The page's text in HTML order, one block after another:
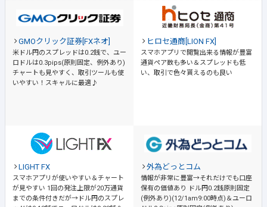
GMOクリック証券[FXネオ]
米ドル円のスプレッドは0.2銭で、ユー
ロドルは0.3pips(原則固定、例外あり)
チャートも見やすく、取引ツールも使
いやすい！スキャルに最適♪
ヒロセ通商[LION FX]
スマホアプリで閲覧出来る情報が豊富
通貨ペア数も多い＆スプレッドも低
い、取引で色々貰えるのも良い
LIGHT FX
スマホアプリが使いやすい＆チャート
が見やすい 1回の発注上限が20万通貨
までの条件付きだが→ドル円のスプレ
外為どっとコム
情報が非常に豊富→それだけでも口座
保有の価値あり
ドル円0.2銭原則固定
(例外あり)(12/1am9:00時点)＆ユーロ